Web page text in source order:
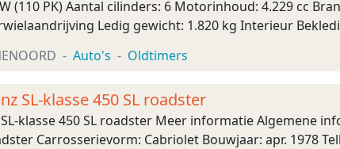
(110 PK) Aantal cilinders: 6 Motorinhoud: 4.229 cc
Ledig gewicht: 1.820 kg Interieur
Auto's Oldtimers
SL-klasse 450 SL roadster
klasse 450 SL roadster Meer informatie Algemene
Carrosserievorm: Cabriolet Bouwjaar: apr. 1978